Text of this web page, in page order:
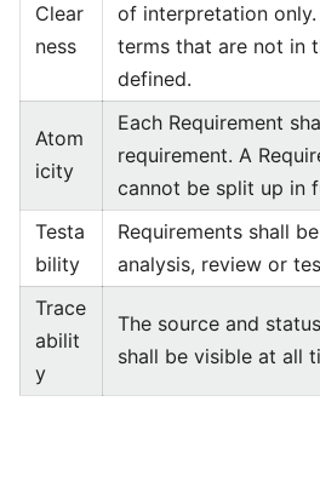
Clear
ness
of interpretation
terms that are not in
defined.
Atom
icity
Each Requirement
requirement. A
cannot be split up in
Testa
bility
Requirements shall
analysis, review or
Trace
abilit
y
The source and
shall be visible at all